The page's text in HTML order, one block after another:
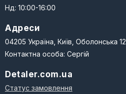
Нд: 10:00-16:00
Адреси
04205 Україна, Київ, Оболонська 12
Контактна особа: Сергій
Detaler.com.ua
Статус замовлення